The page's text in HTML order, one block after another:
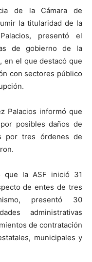
de la Cámara de
la titularidad de la
presentó el
de gobierno de la
en el que destacó que
con sectores público
Palacios informó que
posibles daños de
por tres órdenes de
que la ASF inició 31
de entes de tres
presentó 30
administrativas
de contratación
municipales y